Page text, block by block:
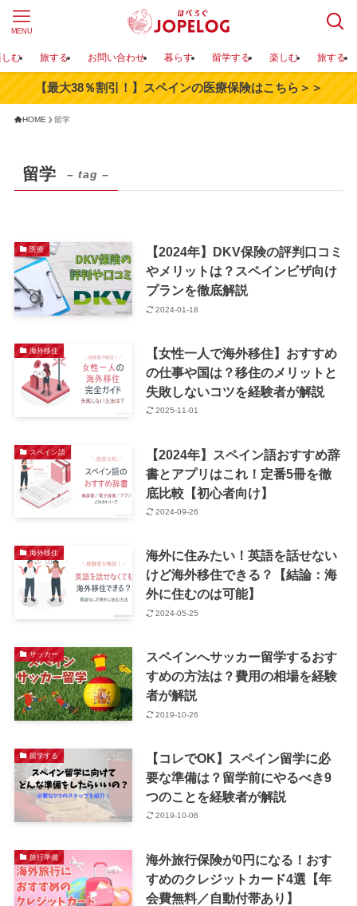
MENU
む 旅する お問い合わせ 暮らす 留学する 楽しむ 旅する
【最大38％割引！】スペインの医療保険はこちら＞＞
HOME 留学
留学 – tag –
医療
【2024年】DKV保険の評判口コミ
やメリットは？スペインビザ向け
プランを徹底解説
2024-01-18
海外移住
【女性一人で海外移住】おすすめ
の仕事や国は？移住のメリットと
失敗しないコツを経験者が解説
2025-11-01
スペイン語
【2024年】スペイン語おすすめ辞
書とアプリはこれ！定番5冊を徹
底比較【初心者向け】
2024-09-26
海外移住
海外に住みたい！英語を話せない
けど海外移住できる？【結論：海
外に住むのは可能】
2024-05-25
サッカー
スペインへサッカー留学するおす
すめの方法は？費用の相場を経験
者が解説
2019-10-26
留学する
【コレでOK】スペイン留学に必
要な準備は？留学前にやるべき9
つのことを経験者が解説
2019-10-06
旅行準備
海外旅行保険が0円になる！おす
すめのクレジットカード4選【年
会費無料／自動付帯あり】